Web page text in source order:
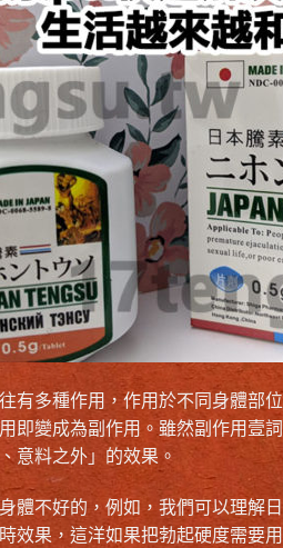
有多種作用，作用於不同身體部
即變成為副作用。雖然副作用壹
意料之外」的效果。
體不好的，例如，我們可以理解
效果，這洋如果把勃起硬度需要